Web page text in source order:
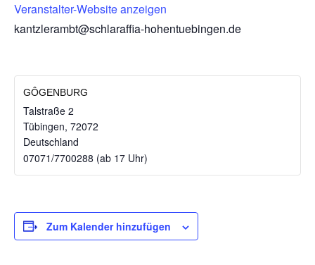
Veranstalter-Website anzeigen
kantzlerambt@schlaraffia-hohentuebingen.de
GÔGENBURG
Talstraße 2
Tübingen, 72072
Deutschland
07071/7700288 (ab 17 Uhr)
Zum Kalender hinzufügen